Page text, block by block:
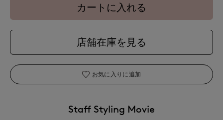
カートに入れる
店舗在庫を見る
お気に入りに追加
Staff Styling Movie